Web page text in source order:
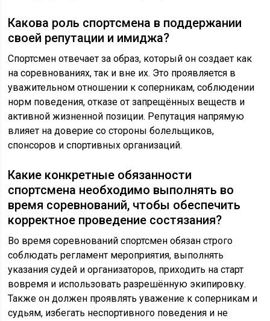
Какова роль спортсмена в поддержании
своей репутации и имиджа?
Спортсмен отвечает за образ, который он создает как
на соревнованиях, так и вне их. Это проявляется в
уважительном отношении к соперникам, соблюдении
норм поведения, отказе от запрещённых веществ и
активной жизненной позиции. Репутация напрямую
влияет на доверие со стороны болельщиков,
спонсоров и спортивных организаций.
Какие конкретные обязанности
спортсмена необходимо выполнять во
время соревнований, чтобы обеспечить
корректное проведение состязания?
Во время соревнований спортсмен обязан строго
соблюдать регламент мероприятия, выполнять
указания судей и организаторов, приходить на старт
вовремя и использовать разрешённую экипировку.
Также он должен проявлять уважение к соперникам и
судьям, избегать неспортивного поведения и не